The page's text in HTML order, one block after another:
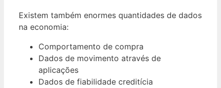
Existem também enormes quantidades de dados
na economia:
Comportamento de compra
Dados de movimento através de
aplicações
Dados de fiabilidade creditícia